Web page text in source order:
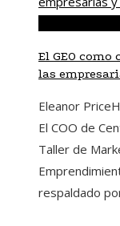
El GEO
las
Eleanor Price
El COO de
Taller de
respaldado